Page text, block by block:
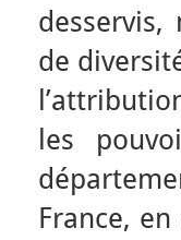
de
les
France,